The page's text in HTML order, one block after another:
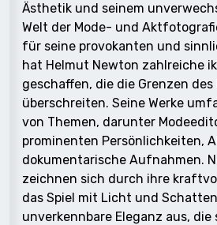
Ästhetik und seinem
Welt der Mode- und
für seine provokanten und
hat Helmut Newton zahlreiche
geschaffen, die die Grenzen
überschreiten. Seine Werke
von Themen, darunter
prominenten Persönlichkeiten,
dokumentarische Aufnahmen.
zeichnen sich durch ihre
das Spiel mit Licht und
unverkennbare Eleganz aus,